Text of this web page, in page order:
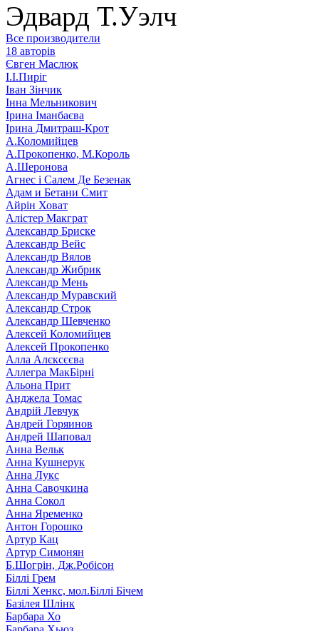
Эдвард Т.Уэлч
Все производители
18 авторів
Євген Маслюк
І.І.Пиріг
Іван Зінчик
Інна Мельникович
Ірина Іманбаєва
Ірина Дмитраш-Крот
А.Коломийцев
А.Прокопенко, М.Король
А.Шеронова
Агнес і Салем Де Безенак
Адам и Бетани Смит
Айрін Ховат
Алістер Макграт
Александр Бриске
Александр Вейс
Александр Вялов
Александр Жибрик
Александр Мень
Александр Муравский
Александр Строк
Александр Шевченко
Алексей Коломийцев
Алексей Прокопенко
Алла Алєксєєва
Аллегра МакБірні
Альона Прит
Анджела Томас
Андрій Левчук
Андрей Горяинов
Андрей Шаповал
Анна Вельк
Анна Кушнерук
Анна Лукс
Анна Савочкина
Анна Сокол
Анна Яременко
Антон Горошко
Артур Кац
Артур Симонян
Б.Шогрін, Дж.Робісон
Біллі Грем
Біллі Хенкс, мол.Біллі Бічем
Базілея Шлінк
Барбара Хо